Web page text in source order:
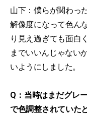
山下：僕らが関わっ
解像度になって色ん
り見え過ぎても面白
までいいんじゃない
いようにしました。
Q：当時はまだグレ
で色調整されていた